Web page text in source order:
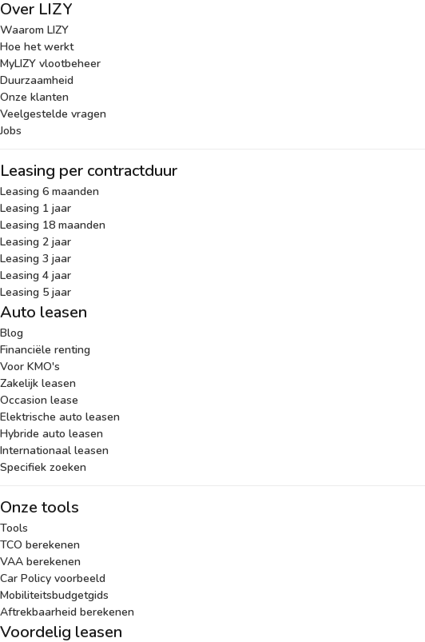
Over LIZY
Waarom LIZY
Hoe het werkt
MyLIZY vlootbeheer
Duurzaamheid
Onze klanten
Veelgestelde vragen
Jobs
Leasing per contractduur
Leasing 6 maanden
Leasing 1 jaar
Leasing 18 maanden
Leasing 2 jaar
Leasing 3 jaar
Leasing 4 jaar
Leasing 5 jaar
Auto leasen
Blog
Financiële renting
Voor KMO's
Zakelijk leasen
Occasion lease
Elektrische auto leasen
Hybride auto leasen
Internationaal leasen
Specifiek zoeken
Onze tools
Tools
TCO berekenen
VAA berekenen
Car Policy voorbeeld
Mobiliteitsbudgetgids
Aftrekbaarheid berekenen
Voordelig leasen